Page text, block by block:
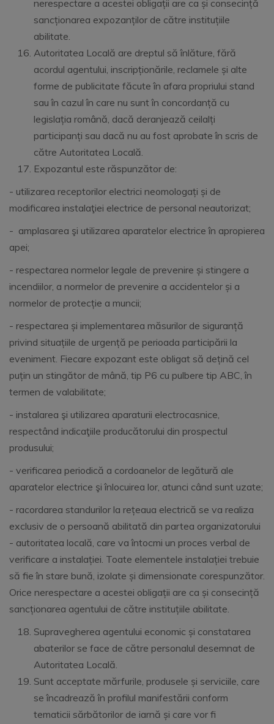
nerespectare a acestei obligații are ca și consecință
sancționarea expozanților de către instituțiile
abilitate.
Autoritatea Locală are dreptul să înlăture, fără
acordul agentului, inscripționările, reclamele și alte
forme de publicitate făcute în afara propriului stand
sau în cazul în care nu sunt în concordanță cu
legislația română, dacă deranjează ceilalți
participanți sau dacă nu au fost aprobate în scris de
către Autoritatea Locală.
Expozantul este răspunzător de:
- utilizarea receptorilor electrici neomologați și de
modificarea instalaţiei electrice de personal neautorizat;
- amplasarea şi utilizarea aparatelor electrice în apropierea
apei;
- respectarea normelor legale de prevenire și stingere a
incendiilor, a normelor de prevenire a accidentelor și a
normelor de protecție a muncii;
- respectarea și implementarea măsurilor de siguranță
privind situațiile de urgență pe perioada participării la
eveniment. Fiecare expozant este obligat să dețină cel
puțin un stingător de mână, tip P6 cu pulbere tip ABC, în
termen de valabilitate;
- instalarea şi utilizarea aparaturii electrocasnice,
respectând indicaţiile producătorului din prospectul
produsului;
- verificarea periodică a cordoanelor de legătură ale
aparatelor electrice şi înlocuirea lor, atunci când sunt uzate;
- racordarea standurilor la rețeaua electrică se va realiza
exclusiv de o persoană abilitată din partea organizatorului
- autoritatea locală, care va întocmi un proces verbal de
verificare a instalației. Toate elementele instalației trebuie
să fie în stare bună, izolate și dimensionate corespunzător.
Orice nerespectare a acestei obligații are ca și consecință
sancționarea agentului de către instituțiile abilitate.
Supravegherea agentului economic și constatarea
abaterilor se face de către personalul desemnat de
Autoritatea Locală.
Sunt acceptate mărfurile, produsele și serviciile, care
se încadrează în profilul manifestării conform
tematicii sărbătorilor de iarnă și care vor fi